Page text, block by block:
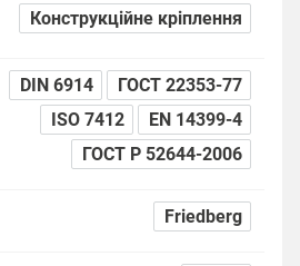
Конструкційне кріплення
DIN 6914
ГОСТ 22353-77
ISO 7412
EN 14399-4
ГОСТ Р 52644-2006
Friedberg